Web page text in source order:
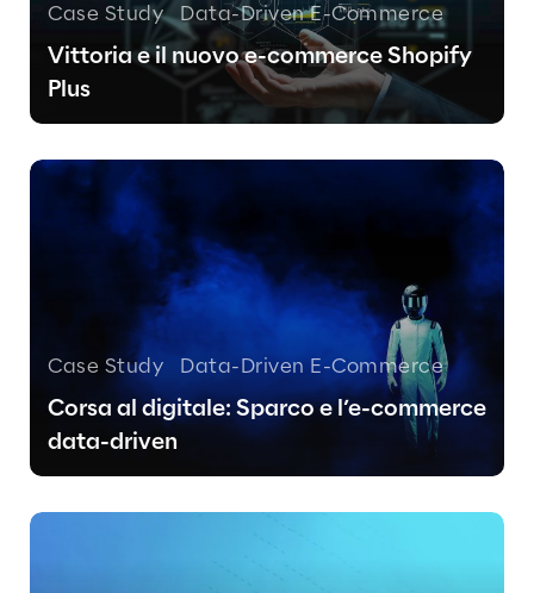
Case Study Data-Driven E-Commerce
Vittoria e il nuovo e-commerce Shopify
Plus
Case Study Data-Driven E-Commerce
Corsa al digitale: Sparco e l’e-commerce
data-driven